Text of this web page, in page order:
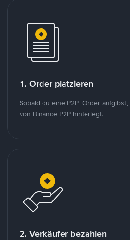
1. Order platzieren
Sobald du eine P2P-Order
von Binance P2P hinterlegt.
2. Verkäufer bezahlen